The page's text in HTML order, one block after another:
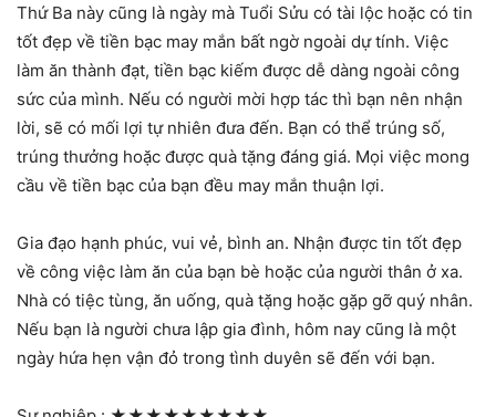
Thứ Ba này cũng là ngày mà Tuổi Sửu có tài lộc hoặc có tin
tốt đẹp về tiền bạc may mắn bất ngờ ngoài dự tính. Việc
làm ăn thành đạt, tiền bạc kiếm được dễ dàng ngoài công
sức của mình. Nếu có người mời hợp tác thì bạn nên nhận
lời, sẽ có mối lợi tự nhiên đưa đến. Bạn có thể trúng số,
trúng thưởng hoặc được quà tặng đáng giá. Mọi việc mong
cầu về tiền bạc của bạn đều may mắn thuận lợi.
Gia đạo hạnh phúc, vui vẻ, bình an. Nhận được tin tốt đẹp
về công việc làm ăn của bạn bè hoặc của người thân ở xa.
Nhà có tiệc tùng, ăn uống, quà tặng hoặc gặp gỡ quý nhân.
Nếu bạn là người chưa lập gia đình, hôm nay cũng là một
ngày hứa hẹn vận đỏ trong tình duyên sẽ đến với bạn.